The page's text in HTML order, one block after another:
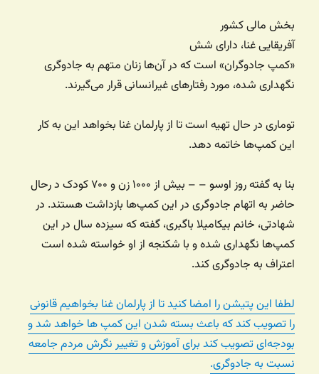
بخش مالی کشور
آفریقایی غنا، دارای شش
«کمپ جادوگران» است که در آن‌ها زنان متهم به جادوگری
نگهداری شده، مورد رفتارهای غیرانسانی قرار می‌گیرند.
توماری در حال تهیه است تا از پارلمان غنا بخواهد این به کار
این کمپ‌ها خاتمه دهد.
بنا به گفته روز اوسو – – بیش از ۱۰۰۰ زن و ۷۰۰ کودک د رحال
حاضر به اتهام جادوگری در این کمپ‌ها بازداشت هستند. در
شهادتی، خانم بیکامیلا باگبری، گفته که سیزده سال در این
کمپ‌ها نگهداری شده و با شکنجه از او خواسته شده است
اعتراف به جادوگری کند.
لطفا این پتیشن را امضا کنید تا از پارلمان غنا بخواهیم قانونی
را تصویب کند که باعث بسته شدن این کمپ ها خواهد شد و
بودجه‌ای تصویب کند برای آموزش و تغییر نگرش مردم جامعه
نسبت به جادوگری.